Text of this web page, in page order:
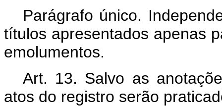
Parágrafo único.
títulos apresentados apenas
emolumentos.
Art. 13. Salvo as
atos do registro serão